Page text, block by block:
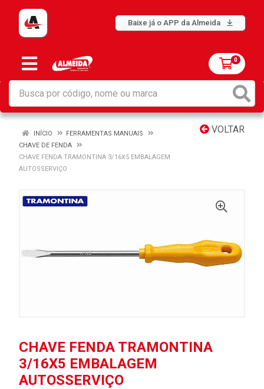
Baixe já o APP da Almeida
0
VOLTAR
INÍCIO
FERRAMENTAS MANUAIS
CHAVE DE FENDA
CHAVE FENDA TRAMONTINA 3/16X5 EMBALAGEM
AUTOSSERVIÇO
CHAVE FENDA TRAMONTINA
3/16X5 EMBALAGEM
AUTOSSERVIÇO